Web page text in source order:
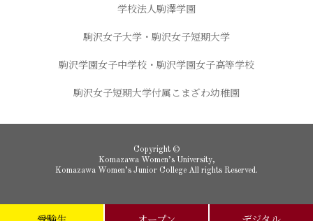
学校法人駒澤学園
駒沢女子大学・駒沢女子短期大学
駒沢学園女子中学校・駒沢学園女子高等学校
駒沢女子短期大学付属こまざわ幼稚園
Copyright ©
Komazawa Women’s University,
Komazawa Women’s Junior College All rights Reserved.